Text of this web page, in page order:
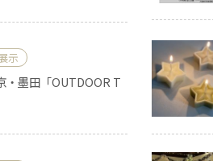
フローティングキャンドル
示
・墨田「OUTDOOR T